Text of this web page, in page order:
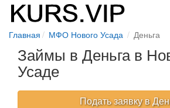
Главная МФО Нового Усада Деньга
Займы в Деньга в
Усаде
Подать заявку в